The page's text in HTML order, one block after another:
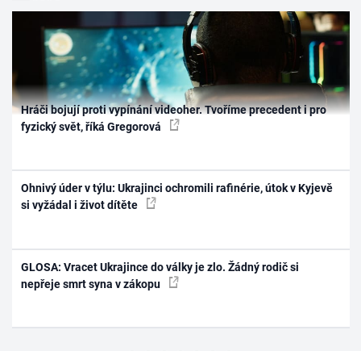
Hráči bojují proti vypínání videoher. Tvoříme precedent i pro
fyzický svět, říká Gregorová
Ohnivý úder v týlu: Ukrajinci ochromili rafinérie, útok v Kyjevě
si vyžádal i život dítěte
GLOSA: Vracet Ukrajince do války je zlo. Žádný rodič si
nepřeje smrt syna v zákopu